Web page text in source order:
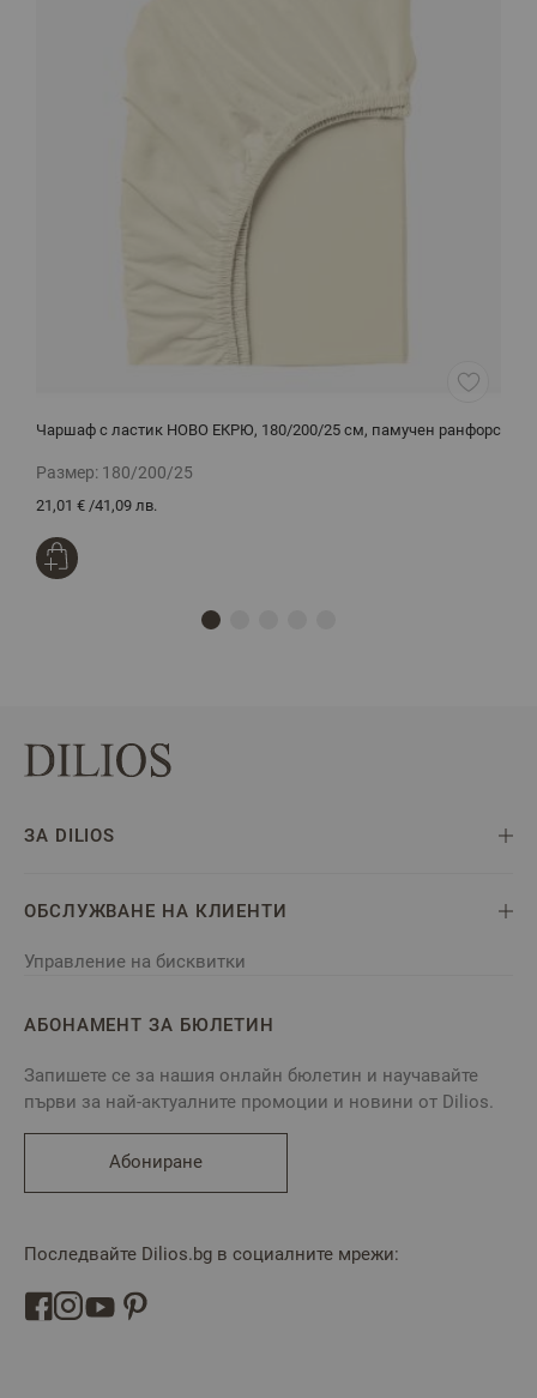
Чаршаф с ластик НОВО ЕКРЮ, 180/200/25 см, памучен ранфорс
Размер: 180/200/25
21,01 € /41,09 лв.
ЗА DILIOS
ОБСЛУЖВАНЕ НА КЛИЕНТИ
Управление на бисквитки
АБОНАМЕНТ ЗА БЮЛЕТИН
Запишете се за нашия онлайн бюлетин и научавайте
първи за най-актуалните промоции и новини от Dilios.
Абониране
Последвайте Dilios.bg в социалните мрежи: